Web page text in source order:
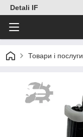
Detali IF
Товари і послуги